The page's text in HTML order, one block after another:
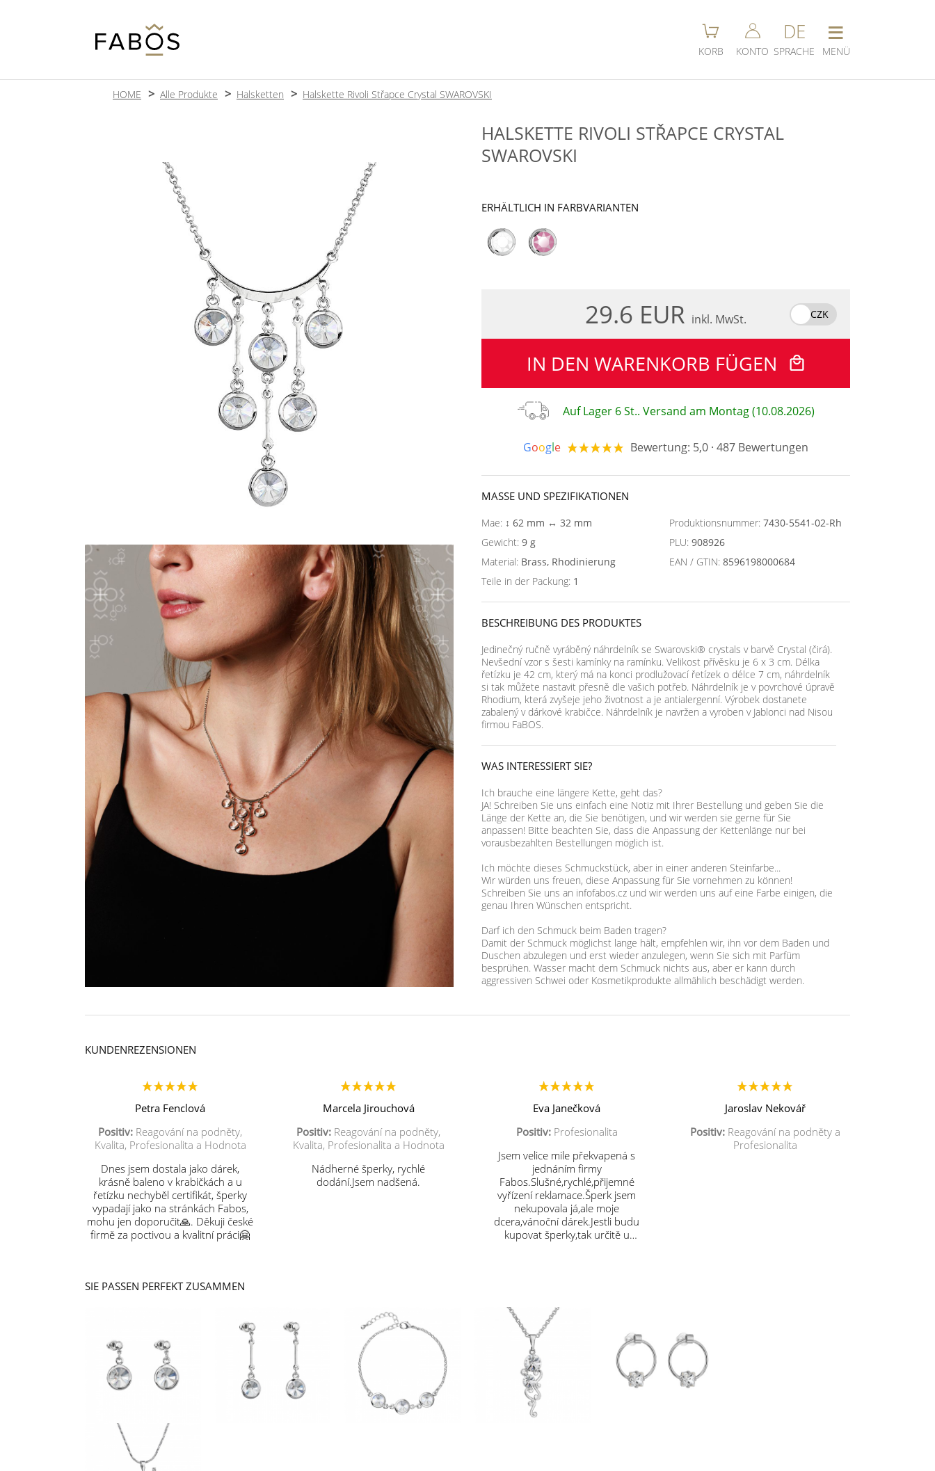
KORB KONTO
DE
SPRACHE
≡
MENÜ
HOME Alle Produkte Halsketten Halskette Rivoli Střapce Crystal SWAROVSKI
HALSKETTE RIVOLI STŘAPCE CRYSTAL
SWAROVSKI
ERHÄLTLICH IN FARBVARIANTEN
29.6 EUR inkl. MwSt. CZK
IN DEN WARENKORB FÜGEN
Auf Lager 6 St.. Versand am Montag (10.08.2026)
Google Bewertung: 5,0 · 487 Bewertungen
MASSE UND SPEZIFIKATIONEN
Mae: ↕ 62 mm ↔ 32 mm
Gewicht: 9 g
Material: Brass, Rhodinierung
Teile in der Packung: 1
Produktionsnummer: 7430-5541-02-Rh
PLU: 908926
EAN / GTIN: 8596198000684
BESCHREIBUNG DES PRODUKTES
Jedinečný ručně vyráběný náhrdelník se Swarovski® crystals v barvě Crystal (čirá).
Nevšední vzor s šesti kamínky na ramínku. Velikost přívěsku je 6 x 3 cm. Délka
řetízku je 42 cm, který má na konci prodlužovací řetízek o délce 7 cm, náhrdelník
si tak můžete nastavit přesně dle vašich potřeb. Náhrdelník je v povrchové úpravě
Rhodium, která zvyšeje jeho životnost a je antialergenní. Výrobek dostanete
zabalený v dárkové krabičce. Náhrdelník je navržen a vyroben v Jablonci nad Nisou
firmou FaBOS.
WAS INTERESSIERT SIE?
Ich brauche eine längere Kette, geht das?
JA! Schreiben Sie uns einfach eine Notiz mit Ihrer Bestellung und geben Sie die
Länge der Kette an, die Sie benötigen, und wir werden sie gerne für Sie
anpassen! Bitte beachten Sie, dass die Anpassung der Kettenlänge nur bei
vorausbezahlten Bestellungen möglich ist.
Ich möchte dieses Schmuckstück, aber in einer anderen Steinfarbe...
Wir würden uns freuen, diese Anpassung für Sie vornehmen zu können!
Schreiben Sie uns an infofabos.cz und wir werden uns auf eine Farbe einigen, die
genau Ihren Wünschen entspricht.
Darf ich den Schmuck beim Baden tragen?
Damit der Schmuck möglichst lange hält, empfehlen wir, ihn vor dem Baden und
Duschen abzulegen und erst wieder anzulegen, wenn Sie sich mit Parfüm
besprühen. Wasser macht dem Schmuck nichts aus, aber er kann durch
aggressiven Schwei oder Kosmetikprodukte allmählich beschädigt werden.
KUNDENREZENSIONEN
Petra Fenclová
Positiv: Reagování na podněty,
Kvalita, Profesionalita a Hodnota
Dnes jsem dostala jako dárek,
krásně baleno v krabičkách a u
řetízku nechyběl certifikát, šperky
vypadají jako na stránkách Fabos,
mohu jen doporučit🙏. Děkuji české
firmě za poctivou a kvalitní práci🤗
Marcela Jirouchová
Positiv: Reagování na podněty,
Kvalita, Profesionalita a Hodnota
Nádherné šperky, rychlé
dodání.Jsem nadšená.
Eva Janečková
Positiv:Profesionalita
Jsem velice mile překvapená s
jednáním firmy
Fabos.Slušné,rychlé,přijemné
vyřízení reklamace.Šperk jsem
nekupovala já,ale moje
dcera,vánoční dárek.Jestli budu
kupovat šperky,tak určitě u
Jaroslav Nekovář
Positiv:Reagování na podněty a
Profesionalita
SIE PASSEN PERFEKT ZUSAMMEN